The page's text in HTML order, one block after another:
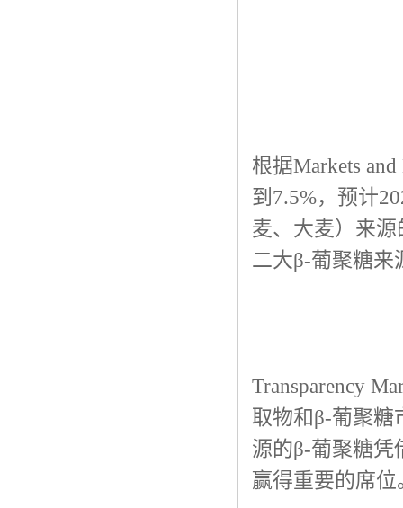
根据Markets
到7.5%，预计
麦、大麦）来
二大β-葡聚糖来
Transparency
取物和β-葡聚糖
源的β-葡聚糖凭
赢得重要的席位